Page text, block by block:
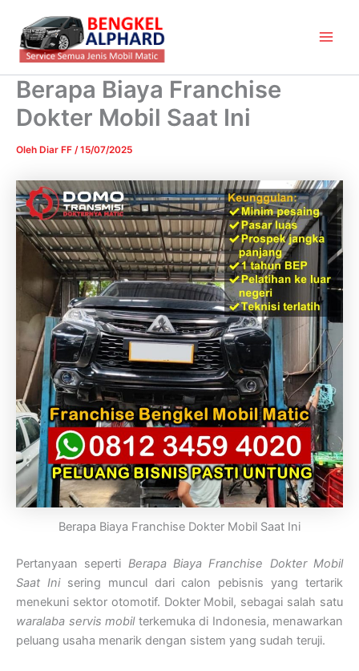
konten
Berapa Biaya Franchise
Dokter Mobil Saat Ini
Oleh Diar FF /15/07/2025
Berapa Biaya Franchise Dokter Mobil Saat Ini
Pertanyaan seperti Berapa Biaya Franchise Dokter Mobil
Saat Inisering muncul dari calon pebisnis yang tertarik
menekuni sektor otomotif. Dokter Mobil, sebagai salah satu
waralaba servis mobilterkemuka di Indonesia, menawarkan
peluang usaha menarik dengan sistem yang sudah teruji.